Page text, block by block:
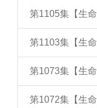
第1105集【生
第1103集【生
第1073集【生
第1072集【生